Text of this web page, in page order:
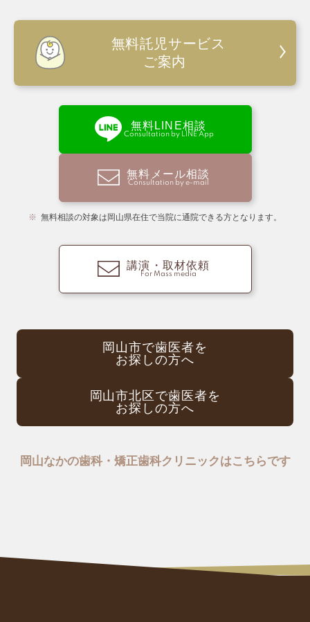
無料託児サービス
ご案内
無料LINE相談
Consultation by LINE App
無料メール相談
Consultation by e-mail
無料相談の対象は岡山県在住で当院に通院できる方となります。
講演・取材依頼
For Mass media
岡山市で歯医者を
お探しの方へ
岡山市北区で歯医者を
お探しの方へ
岡山なかの歯科・矯正歯科クリニックはこちらです